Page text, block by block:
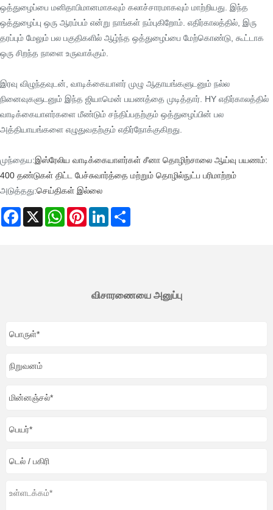
ஒத்துழைப்பை மனிதாபிமானமாகவும் கலாச்சாரமாகவும் மாற்றியது. இந்த
ஒத்துழைப்பு ஒரு ஆரம்பம் என்று நாங்கள் நம்புகிறோம். எதிர்காலத்தில், இரு
தரப்பும் மேலும் பல பகுதிகளில் ஆழ்ந்த ஒத்துழைப்பை மேற்கொண்டு, கூட்டாக
ஒரு சிறந்த நாளை உருவாக்கும்.
இரவு விழுந்தவுடன், வாடிக்கையாளர் முழு ஆதாயங்களுடனும் நல்ல
நினைவுகளுடனும் இந்த ஜியாமென் பயணத்தை முடித்தார். HY எதிர்காலத்தில்
வாடிக்கையாளர்களை மீண்டும் சந்திப்பதற்கும் ஒத்துழைப்பின் பல
அத்தியாயங்களை எழுதுவதற்கும் எதிர்நோக்குகிறது.
முந்தைய:இஸ்ரேலிய வாடிக்கையாளர்கள் சீனா தொழிற்சாலை ஆய்வு பயணம்:
400 தண்டுகள் திட்ட பேச்சுவார்த்தை மற்றும் தொழில்நுட்ப பரிமாற்றம்
அடுத்தது:செய்திகள் இல்லை
Facebook
X WhatsAppPinterestLinkedIn
விசாரணையை அனுப்பு